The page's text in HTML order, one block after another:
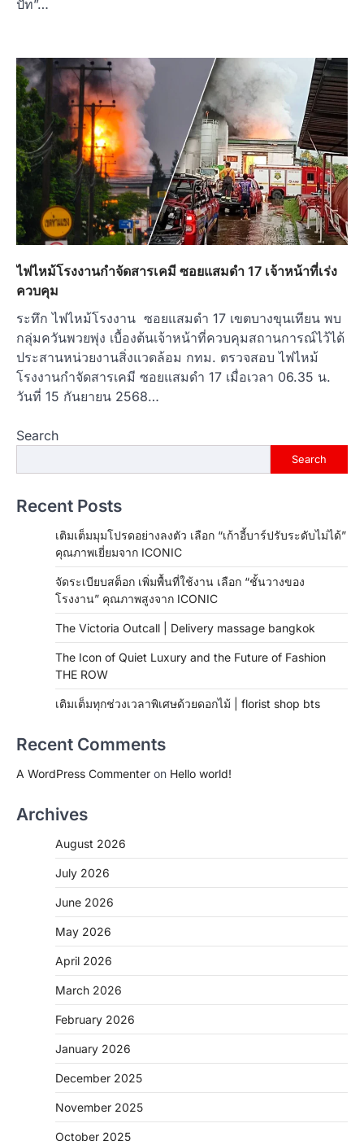
ปัท”…
ไฟไหม้โรงงานกำจัดสารเคมี ซอยแสมดำ 17 เจ้าหน้าที่เร่ง
ควบคุม
ระทึก ไฟไหม้โรงงาน ซอยแสมดำ 17 เขตบางขุนเทียน พบ
กลุ่มควันพวยพุ่ง เบื้องต้นเจ้าหน้าที่ควบคุมสถานการณ์ไว้ได้
ประสานหน่วยงานสิ่งแวดล้อม กทม. ตรวจสอบ ไฟไหม้
โรงงานกำจัดสารเคมี ซอยแสมดำ 17 เมื่อเวลา 06.35 น.
วันที่ 15 กันยายน 2568…
Search
Search
Recent Posts
เติมเต็มมุมโปรดอย่างลงตัว เลือก “เก้าอี้บาร์ปรับระดับไม่ได้”
คุณภาพเยี่ยมจาก ICONIC
จัดระเบียบสต็อก เพิ่มพื้นที่ใช้งาน เลือก “ชั้นวางของ
โรงงาน” คุณภาพสูงจาก ICONIC
The Victoria Outcall | Delivery massage bangkok
The Icon of Quiet Luxury and the Future of Fashion
THE ROW
เติมเต็มทุกช่วงเวลาพิเศษด้วยดอกไม้ | florist shop bts
Recent Comments
A WordPress Commenter on Hello world!
Archives
August 2026
July 2026
June 2026
May 2026
April 2026
March 2026
February 2026
January 2026
December 2025
November 2025
October 2025